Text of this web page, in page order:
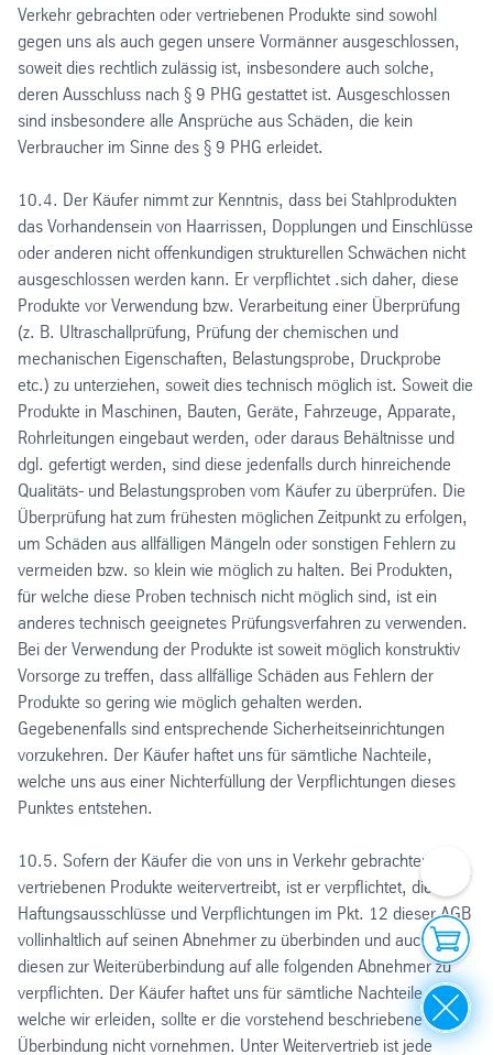
Verkehr gebrachten oder vertriebenen Produkte sind sowohl
gegen uns als auch gegen unsere Vormänner ausgeschlossen,
soweit dies rechtlich zulässig ist, insbesondere auch solche,
deren Ausschluss nach § 9 PHG gestattet ist. Ausgeschlossen
sind insbesondere alle Ansprüche aus Schäden, die kein
Verbraucher im Sinne des § 9 PHG erleidet.
10.4. Der Käufer nimmt zur Kenntnis, dass bei Stahlprodukten
das Vorhandensein von Haarrissen, Dopplungen und Einschlüsse
oder anderen nicht offenkundigen strukturellen Schwächen nicht
ausgeschlossen werden kann. Er verpflichtet .sich daher, diese
Produkte vor Verwendung bzw. Verarbeitung einer Überprüfung
(z. B. Ultraschallprüfung, Prüfung der chemischen und
mechanischen Eigenschaften, Belastungsprobe, Druckprobe
etc.) zu unterziehen, soweit dies technisch möglich ist. Soweit die
Produkte in Maschinen, Bauten, Geräte, Fahrzeuge, Apparate,
Rohrleitungen eingebaut werden, oder daraus Behältnisse und
dgl. gefertigt werden, sind diese jedenfalls durch hinreichende
Qualitäts- und Belastungsproben vom Käufer zu überprüfen. Die
Überprüfung hat zum frühesten möglichen Zeitpunkt zu erfolgen,
um Schäden aus allfälligen Mängeln oder sonstigen Fehlern zu
vermeiden bzw. so klein wie möglich zu halten. Bei Produkten,
für welche diese Proben technisch nicht möglich sind, ist ein
anderes technisch geeignetes Prüfungsverfahren zu verwenden.
Bei der Verwendung der Produkte ist soweit möglich konstruktiv
Vorsorge zu treffen, dass allfällige Schäden aus Fehlern der
Produkte so gering wie möglich gehalten werden.
Gegebenenfalls sind entsprechende Sicherheitseinrichtungen
vorzukehren. Der Käufer haftet uns für sämtliche Nachteile,
welche uns aus einer Nichterfüllung der Verpflichtungen dieses
Punktes entstehen.
10.5. Sofern der Käufer die von uns in Verkehr gebrachten oder
vertriebenen Produkte weitervertreibt, ist er verpflichtet, die
Haftungsausschlüsse und Verpflichtungen im Pkt. 12 dieser AGB
vollinhaltlich auf seinen Abnehmer zu überbinden und auch
diesen zur Weiterüberbindung auf alle folgenden Abnehmer zu
verpflichten. Der Käufer haftet uns für sämtliche Nachteile,
welche wir erleiden, sollte er die vorstehend beschriebene
Überbindung nicht vornehmen. Unter Weitervertrieb ist jede
Ihre
Close